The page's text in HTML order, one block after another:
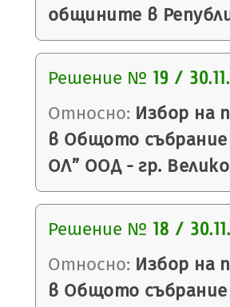
общините в
Решение № 19 /
Относно: Избор на
в Общото
ОЛ” ООД - гр.
Решение № 18 /
Относно: Избор на
в Общото събрание